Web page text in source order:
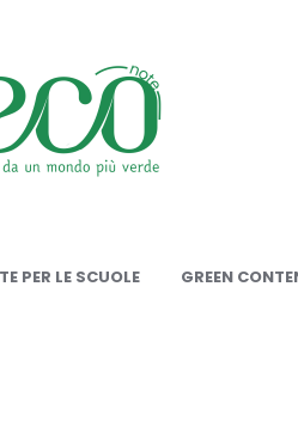
PER LE SCUOLE GREEN